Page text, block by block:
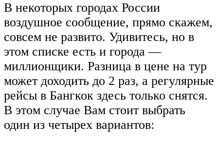
В некоторых городах России
воздушное сообщение, прямо скажем,
совсем не развито. Удивитесь, но в
этом списке есть и города —
миллионщики. Разница в цене на тур
может доходить до 2 раз, а регулярные
рейсы в Бангкок здесь только снятся.
В этом случае Вам стоит выбрать
один из четырех вариантов: